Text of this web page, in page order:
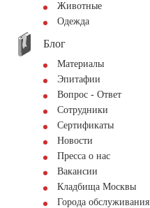
Животные
Одежда
Блог
Материалы
Эпитафии
Вопрос - Ответ
Сотрудники
Сертификаты
Новости
Пресса о нас
Вакансии
Кладбища Москвы
Города обслуживания